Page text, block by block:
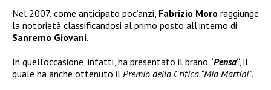
Nel 2007, come anticipato poc’anzi, Fabrizio Moro raggiunge
la notorietà classificandosi al primo posto all’interno di
Sanremo Giovani.
In quell’occasione, infatti, ha presentato il brano “Pensa“, il
quale ha anche ottenuto il Premio della Critica “Mia Martini”.